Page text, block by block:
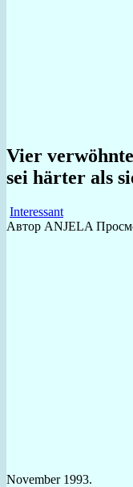
Vier
sei härter als
Interessant
Автор ANJELA
November 1993.